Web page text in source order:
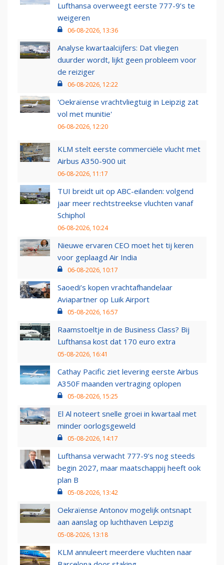
Lufthansa overweegt eerste 777-9’s te
weigeren
06-08-2026, 13:36
Analyse kwartaalcijfers: Dat vliegen
duurder wordt, lijkt geen probleem voor
de reiziger
06-08-2026, 12:22
'Oekraïense vrachtvliegtuig in Leipzig zat
vol met munitie'
06-08-2026, 12:20
KLM stelt eerste commerciële vlucht met
Airbus A350-900 uit
06-08-2026, 11:17
TUI breidt uit op ABC-eilanden: volgend
jaar meer rechtstreekse vluchten vanaf
Schiphol
06-08-2026, 10:24
Nieuwe ervaren CEO moet het tij keren
voor geplaagd Air India
06-08-2026, 10:17
Saoedi’s kopen vrachtafhandelaar
Aviapartner op Luik Airport
05-08-2026, 16:57
Raamstoeltje in de Business Class? Bij
Lufthansa kost dat 170 euro extra
05-08-2026, 16:41
Cathay Pacific ziet levering eerste Airbus
A350F maanden vertraging oplopen
05-08-2026, 15:25
El Al noteert snelle groei in kwartaal met
minder oorlogsgeweld
05-08-2026, 14:17
Lufthansa verwacht 777-9’s nog steeds
begin 2027, maar maatschappij heeft ook
plan B
05-08-2026, 13:42
Oekraïense Antonov mogelijk ontsnapt
aan aanslag op luchthaven Leipzig
05-08-2026, 13:18
KLM annuleert meerdere vluchten naar